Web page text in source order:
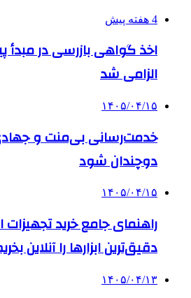
4 هفته پیش
اخذ گواهی بازرسی در مبدأ
الزامی شد
۱۴۰۵/۰۴/۱۵
خدمت‌رسانی بی‌منت و
دوچندان شود
۱۴۰۵/۰۴/۱۵
راهنمای جامع خرید تجهیزات
دقیق‌ترین ابزارها را آنلاین
۱۴۰۵/۰۴/۱۳